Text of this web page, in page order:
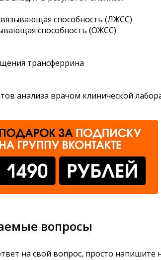
способность (ЛЖСС)
способность (ОЖСС)
трансферрина
анализа врачом клинической
вопросы
на свой вопрос, просто напишите